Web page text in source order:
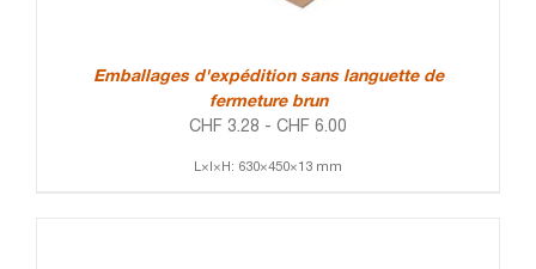
Emballages d'expédition sans languette de
fermeture brun
CHF 3.28 - CHF 6.00
L×l×H: 630×450×13 mm